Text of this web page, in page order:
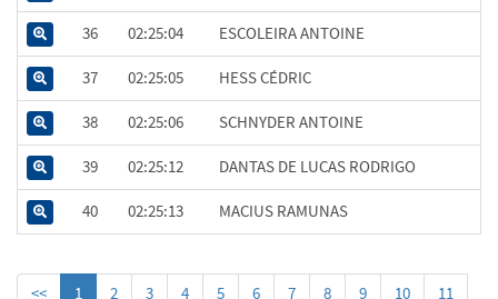
36 02:25:04 ESCOLEIRA ANTOINE
37 02:25:05 HESS CÉDRIC
38 02:25:06 SCHNYDER ANTOINE
39 02:25:12 DANTAS DE LUCAS RODRIGO
40 02:25:13 MACIUS RAMUNAS
<< 1 2 3 4 5 6 7 8 9 10 11